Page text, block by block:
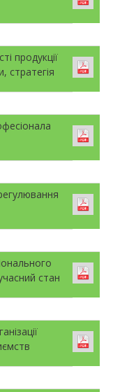
продукції
стратегія
стан